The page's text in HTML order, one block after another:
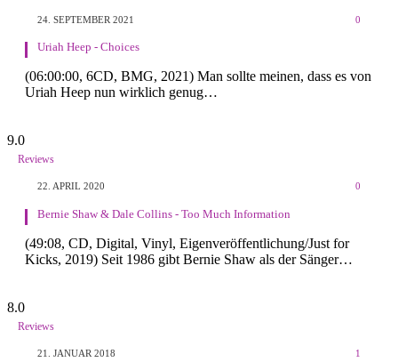
24. SEPTEMBER 2021 0
Uriah Heep - Choices
(06:00:00, 6CD, BMG, 2021) Man sollte meinen, dass es von
Uriah Heep nun wirklich genug…
9.0
Reviews
22. APRIL 2020 0
Bernie Shaw & Dale Collins - Too Much Information
(49:08, CD, Digital, Vinyl, Eigenveröffentlichung/Just for
Kicks, 2019) Seit 1986 gibt Bernie Shaw als der Sänger…
8.0
Reviews
21. JANUAR 2018 1